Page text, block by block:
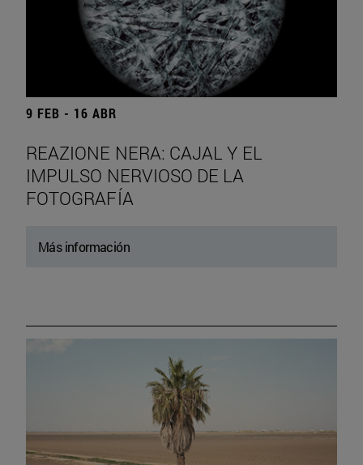
9 FEB - 16 ABR
REAZIONE NERA: CAJAL Y EL
IMPULSO NERVIOSO DE LA
FOTOGRAFÍA
Más información